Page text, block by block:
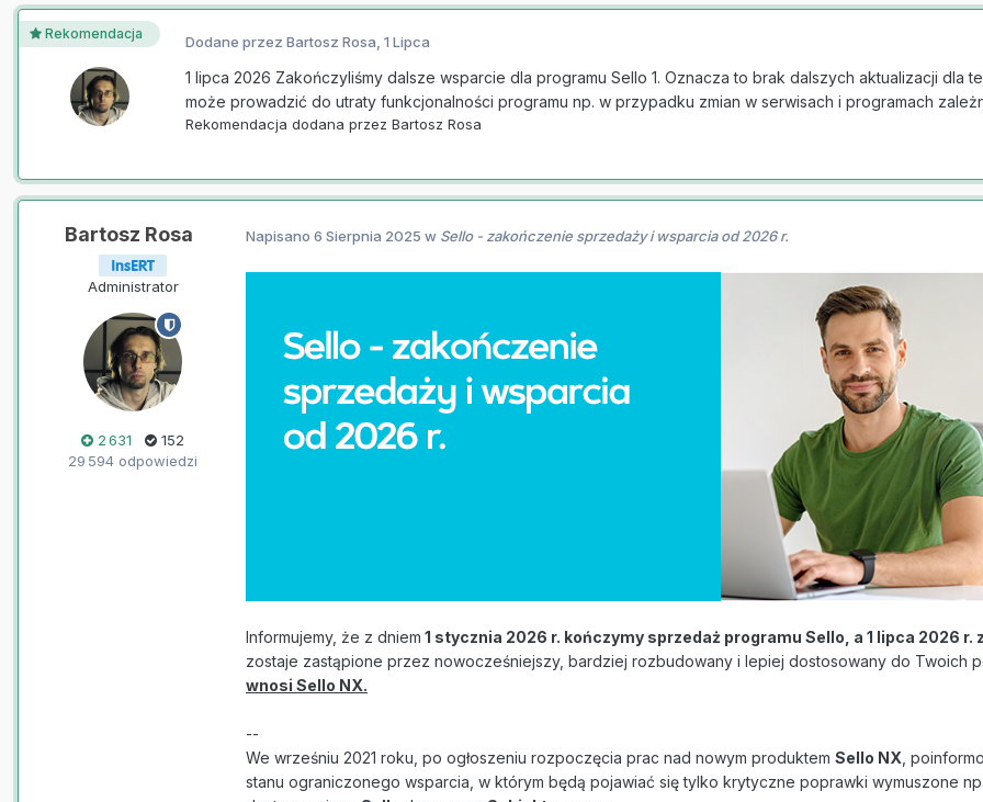
Rekomendacja Dodane przez Bartosz Rosa, 1 Lipca
1 lipca 2026 Zakończyliśmy dalsze wsparcie dla programu Sello 1. Oznacza to brak dalszych aktualizacji dla
może prowadzić do utraty funkcjonalności programu np. w przypadku zmian w serwisach i programach
Rekomendacja dodana przez Bartosz Rosa
Bartosz Rosa
Administrator
2 631
152
29 594 odpowiedzi
Napisano 6 Sierpnia 2025 w Sello - zakończenie sprzedaży i wsparcia od 2026 r.
Informujemy, że z dniem 1 stycznia 2026 r. kończymy sprzedaż programu Sello, a 1 lipca 2026
zostaje zastąpione przez nowocześniejszy, bardziej rozbudowany i lepiej dostosowany do Twoich
wnosi Sello NX.
--
We wrześniu 2021 roku, po ogłoszeniu rozpoczęcia prac nad nowym produktem Sello NX ,
stanu ograniczonego wsparcia, w którym będą pojawiać się tylko krytyczne poprawki wymuszone